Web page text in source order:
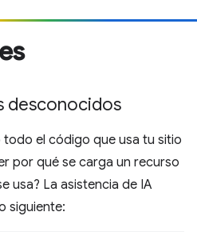
desconocidos
todo el código que usa tu sitio
por qué se carga un recurso
usa? La asistencia de IA
siguiente: